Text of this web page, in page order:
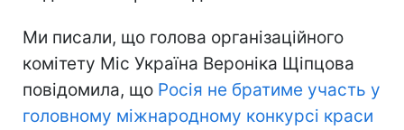
Ми писали, що голова організаційного
комітету Міс Україна Вероніка Щіпцова
повідомила, що Росія не братиме участь у
головному міжнародному конкурсі краси